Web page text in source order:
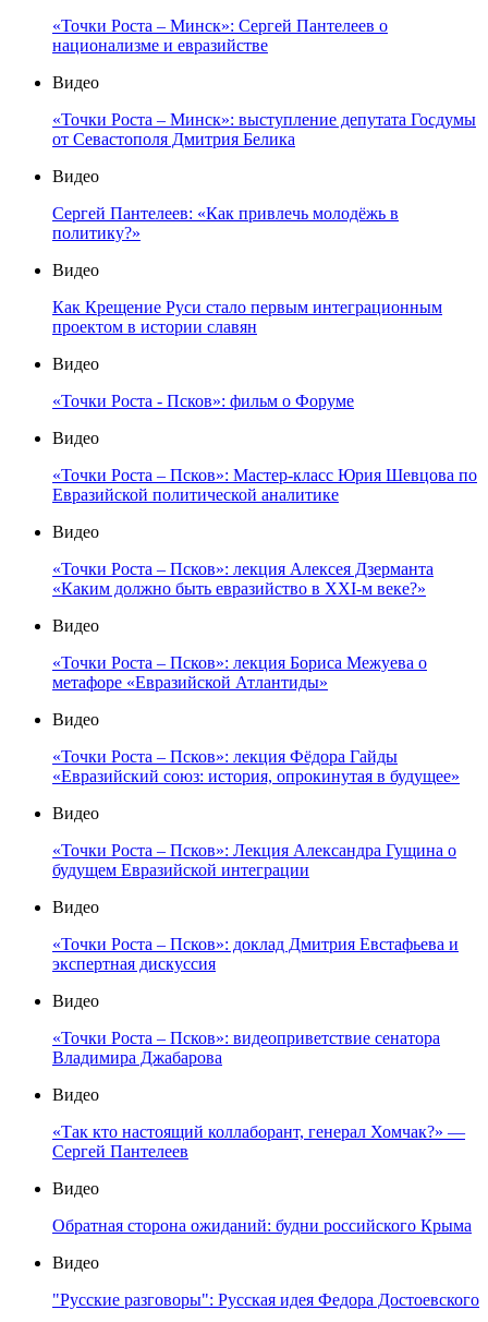
«Точки Роста – Минск»: Сергей Пантелеев о
национализме и евразийстве
Видео
«Точки Роста – Минск»: выступление депутата Госдумы
от Севастополя Дмитрия Белика
Видео
Сергей Пантелеев: «Как привлечь молодёжь в
политику?»
Видео
Как Крещение Руси стало первым интеграционным
проектом в истории славян
Видео
«Точки Роста - Псков»: фильм о Форуме
Видео
«Точки Роста – Псков»: Мастер-класс Юрия Шевцова по
Евразийской политической аналитике
Видео
«Точки Роста – Псков»: лекция Алексея Дзерманта
«Каким должно быть евразийство в XXI-м веке?»
Видео
«Точки Роста – Псков»: лекция Бориса Межуева о
метафоре «Евразийской Атлантиды»
Видео
«Точки Роста – Псков»: лекция Фёдора Гайды
«Евразийский союз: история, опрокинутая в будущее»
Видео
«Точки Роста – Псков»: Лекция Александра Гущина о
будущем Евразийской интеграции
Видео
«Точки Роста – Псков»: доклад Дмитрия Евстафьева и
экспертная дискуссия
Видео
«Точки Роста – Псков»: видеоприветствие сенатора
Владимира Джабарова
Видео
«Так кто настоящий коллаборант, генерал Хомчак?» —
Сергей Пантелеев
Видео
Обратная сторона ожиданий: будни российского Крыма
Видео
"Русские разговоры": Русская идея Федора Достоевского